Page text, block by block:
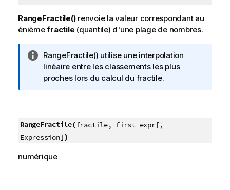
RangeFractile()renvoie la valeur correspondant au
énièmefractile (quantile) d'une plage de nombres.
N
o
t
f
o
m
RangeFractile() utilise une interpolation
linéaire entre les classements les plus
proches lors du calcul du fractile.
RangeFractile(fractile, first_expr[,
Expression])
numérique